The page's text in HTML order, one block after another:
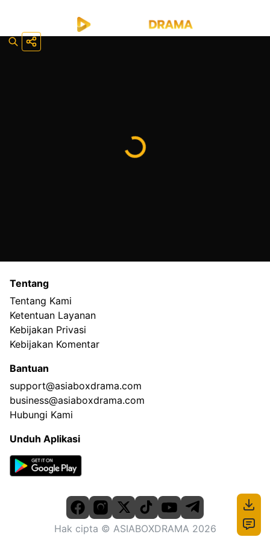
Tentang
Tentang Kami
Ketentuan Layanan
Kebijakan Privasi
Kebijakan Komentar
Bantuan
support@asiaboxdrama.com
business@asiaboxdrama.com
Hubungi Kami
Unduh Aplikasi
Hak cipta © ASIABOXDRAMA 2026